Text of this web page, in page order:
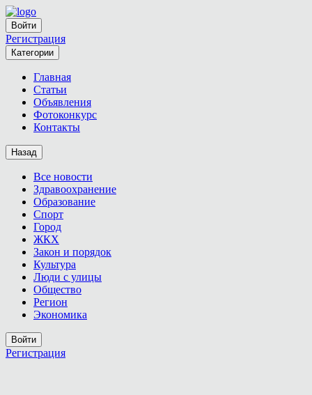
Войти
Регистрация
Категории
Главная
Статьи
Объявления
Фотоконкурс
Контакты
Назад
Все новости
Здравоохранение
Образование
Спорт
Город
ЖКХ
Закон и порядок
Культура
Люди с улицы
Общество
Регион
Экономика
Войти
Регистрация